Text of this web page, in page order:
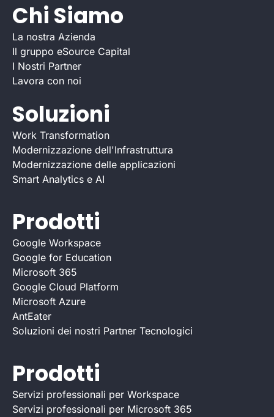
Chi Siamo
La nostra Azienda
Il gruppo eSource Capital
I Nostri Partner
Lavora con noi
Soluzioni
Work Transformation
Modernizzazione dell'Infrastruttura
Modernizzazione delle applicazioni
Smart Analytics e AI
Prodotti
Google Workspace
Google for Education
Microsoft 365
Google Cloud Platform
Microsoft Azure
AntEater
Soluzioni dei nostri Partner Tecnologici
Prodotti
Servizi professionali per Workspace
Servizi professionali per Microsoft 365